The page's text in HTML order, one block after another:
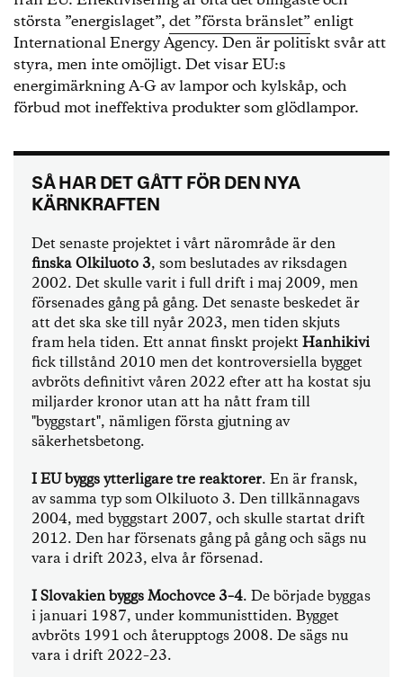
största ”energislaget”, det ”första bränslet” enligt
International Energy Agency. Den är politiskt svår att
styra, men inte omöjligt. Det visar EU:s
energimärkning A-G av lampor och kylskåp, och
förbud mot ineffektiva produkter som glödlampor.
SÅ HAR DET GÅTT FÖR DEN NYA
KÄRNKRAFTEN
Det senaste projektet i vårt närområde är den
finska Olkiluoto 3, som beslutades av riksdagen
2002. Det skulle varit i full drift i maj 2009, men
försenades gång på gång. Det senaste beskedet är
att det ska ske till nyår 2023, men tiden skjuts
fram hela tiden. Ett annat finskt projektHanhikivi
fick tillstånd 2010 men det kontroversiella bygget
avbröts definitivt våren 2022 efter att ha kostat sju
miljarder kronor utan att ha nått fram till
"byggstart", nämligen första gjutning av
säkerhetsbetong.
I EU byggs ytterligare tre reaktorer. En är fransk,
av samma typ som Olkiluoto 3. Den tillkännagavs
2004, med byggstart 2007, och skulle startat drift
2012. Den har försenats gång på gång och sägs nu
vara i drift 2023, elva år försenad.
I Slovakien byggs Mochovce 3–4. De började byggas
i januari 1987, under kommunisttiden. Bygget
avbröts 1991 och återupptogs 2008. De sägs nu
vara i drift 2022–23.